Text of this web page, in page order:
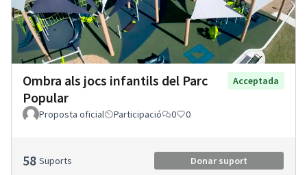
Ombra als jocs infantils del Parc
Popular
Acceptada
Proposta oficial Participació 0 0
58 Suports Donar suport